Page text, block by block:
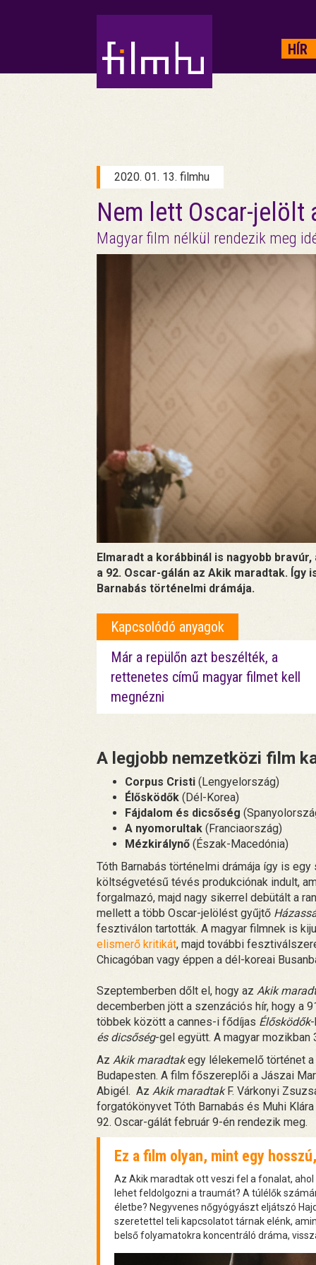
HÍR
2020. 01. 13. filmhu
Nem lett Oscar-jelölt
Magyar film nélkül rendezik meg
Elmaradt a korábbinál is nagyobb
a 92. Oscar-gálán az Akik maradtak.
Barnabás történelmi drámája.
Kapcsolódó anyagok
Már a repülőn azt beszélték, a
rettenetes című magyar filmet kell
megnézni
A legjobb nemzetközi film
Corpus Cristi (Lengyelország)
Élősködők (Dél-Korea)
Fájdalom és dicsőség
A nyomorultak (Franciaország)
Mézkirálynő (Észak-Macedónia)
Tóth Barnabás történelmi drámája így is
költségvetésű tévés produkciónak indult,
forgalmazó, majd nagy sikerrel debütált a
mellett a több Oscar-jelölést gyűjtő
fesztiválon tartották. A magyar filmnek is
elismerő kritikát, majd további
Chicagóban vagy éppen a dél-koreai
Szeptemberben dőlt el, hogy az Akik
decemberben jött a szenzációs hír, hogy a
többek között a cannes-i fődíjas Élősködők
és dicsőség-gel együtt. A magyar
Az Akik maradtakegy lélekemelő történet
Budapesten. A film főszereplői a Jászai
Abigél. Az Akik maradtakF. Várkonyi
forgatókönyvet Tóth Barnabás és Muhi
92. Oscar-gálát február 9-én rendezik meg.
Ez a film olyan, mint egy
Az Akik maradtak ott veszi fel a fonalat,
lehet feldolgozni a traumát? A túlélők
életbe? Negyvenes nőgyógyászt eljátszó
szeretettel teli kapcsolatot tárnak elénk,
belső folyamatokra koncentráló dráma,